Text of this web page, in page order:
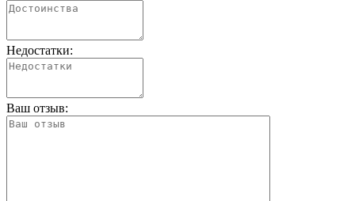
Недостатки:
Ваш отзыв: